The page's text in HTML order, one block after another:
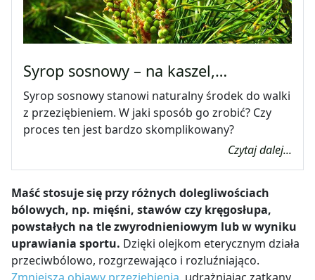
Syrop sosnowy – na kaszel,…
Syrop sosnowy stanowi naturalny środek do walki
z przeziębieniem. W jaki sposób go zrobić? Czy
proces ten jest bardzo skomplikowany?
Czytaj dalej...
Maść stosuje się przy różnych dolegliwościach
bólowych, np. mięśni, stawów czy kręgosłupa,
powstałych na tle zwyrodnieniowym lub w wyniku
uprawiania sportu. Dzięki olejkom eterycznym działa
przeciwbólowo, rozgrzewająco i rozluźniająco.